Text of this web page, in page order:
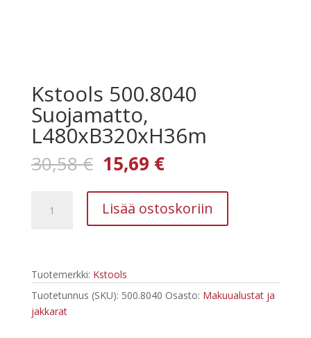
Kstools 500.8040
Suojamatto,
L480xB320xH36m
30,58€ Alkuperäinen
hinta
oli:
30,58 €.
15,69 €Nykyinen
hinta
on:
15,69 €.
500.8040
Lisää ostoskoriin
Tuotemerkki: Kstools
Tuotetunnus (SKU): 500.8040 Osasto: Makuualustat ja
jakkarat